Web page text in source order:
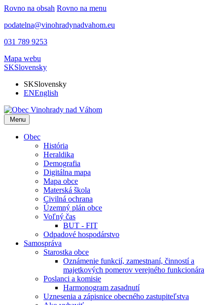
Rovno na obsah Rovno na menu
podatelna@vinohradynadvahom.eu
031 789 9253
Mapa webu
SKSlovensky
SKSlovensky
ENEnglish
Menu
Obec
História
Heraldika
Demografia
Digitálna mapa
Mapa obce
Materská škola
Civilná ochrana
Územný plán obce
Voľný čas
BUT - FIT
Odpadové hospodárstvo
Samospráva
Starostka obce
Oznámenie funkcií, zamestnaní, činností a
majetkových pomerov verejného funkcionára
Poslanci a komisie
Harmonogram zasadnutí
Uznesenia a zápisnice obecného zastupiteľstva